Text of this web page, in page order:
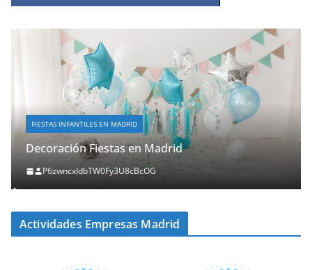
FIESTAS INFANTILES EN MADRID
Decoración Fiestas en Madrid
P6zwncxIdbTW0Fy3U8cBcOG
Actividades Empresas Madrid